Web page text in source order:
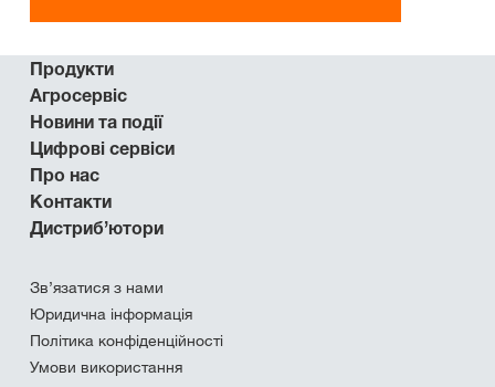
Продукти
Агросервіс
Новини та події
Цифрові сервіси
Про нас
Контакти
Дистриб’ютори
Зв’язатися з нами
Юридична інформація
Політика конфіденційності
Умови використання